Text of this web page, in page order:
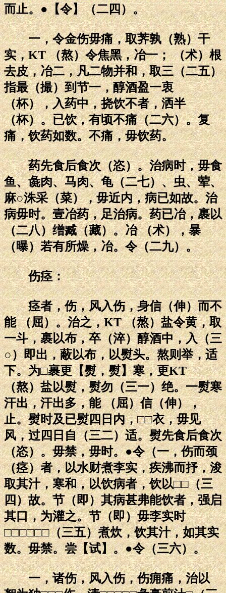
而止。●【令】（二四）。
一，令金伤毋痛，取荠孰（熟）干
实，KT （熬）令焦黑，冶一； （术）根
去皮，冶二，凡二物并和，取三（二五）
指最（撮）到节一，醇酒盈一衷
（杯），入药中，挠饮不者，洒半
（杯）。已饮，有顷不痛（二六）。复
痛，饮药如数。不痛，毋饮药。
药先食后食次（恣）。治病时，毋食
鱼、彘肉、马肉、龟（二七）、虫、荤、
麻○洙采（菜），毋近内，病已如故。治
病毋时。壹冶药，足治病。药已冶，裹以
（二八）缯臧（藏）。冶 （术），暴
（曝）若有所燥，冶。令（二九）。
伤痉：
痉者，伤，风入伤，身信（伸）而不
能 （屈）。治之，KT （熬）盐令黄，取
一斗，裹以布，卒（淬）醇酒中，入（三
○）即出，蔽以布，以熨头。熬则举，适
下。为□裹更【熨，熨】寒，更KT
（熬）盐以熨，熨勿（三一）绝。一熨寒
汗出，汗出多，能 （屈）信（伸），
止。熨时及已熨四日内，□□衣，毋见
风，过四日自（三二）适。熨先食后食次
（恣）。毋禁，毋时。●令（一，伤而颈
（痉）者，以水财煮李实，疾沸而抒，浚
取其汁，寒和，以饮病者，饮以□□（三
四）故。节（即）其病甚弗能饮者，强启
其口，为灌之。节（即）毋李实时
□□□□□□（三五）煮炊，饮其汁，如其实
数。毋禁。尝【试】。●令（三六）。
一，诸伤，风入伤，伤痈痛，治以